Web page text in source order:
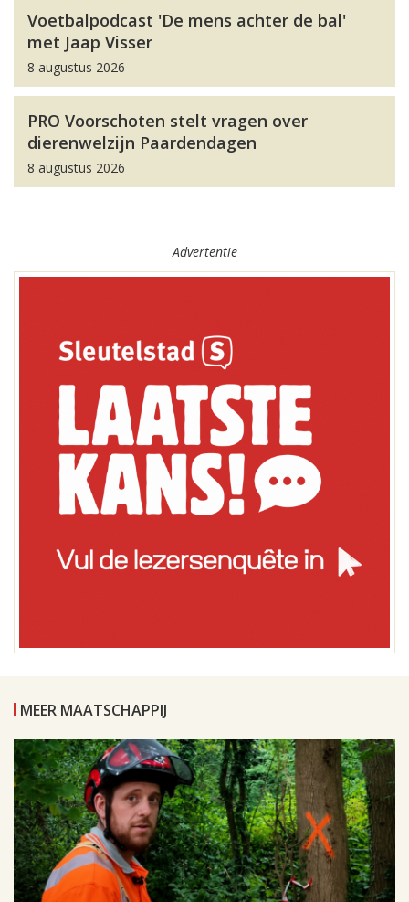
Voetbalpodcast 'De mens achter de bal'
met Jaap Visser
8 augustus 2026
PRO Voorschoten stelt vragen over
dierenwelzijn Paardendagen
8 augustus 2026
Advertentie
MEER MAATSCHAPPIJ